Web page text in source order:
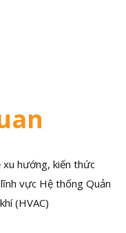
hướng, kiến thức
vực Hệ thống Quản
(HVAC)